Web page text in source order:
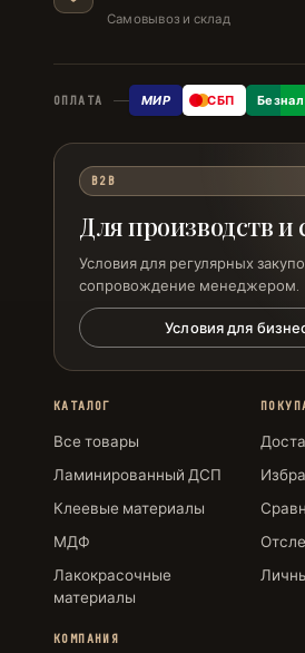
Самовывоз и склад
ОПЛАТА МИР СБП Безнал
B2B
Для производств и
Условия для регулярных
сопровождение менеджером.
Условия для
КАТАЛОГ
Все товары
Ламинированный ДСП
Клеевые материалы
МДФ
Лакокрасочные
материалы
КОМПАНИЯ